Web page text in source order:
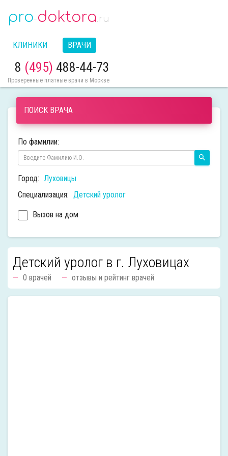
pro-doktora.ru
КЛИНИКИ ВРАЧИ
8 (495) 488-44-73
Проверенные платные врачи в Москве
ПОИСК ВРАЧА
По фамилии:
Город: Луховицы
Специализация: Детский уролог
Вызов на дом
Детский уролог в г. Луховицах
0 врачей отзывы и рейтинг врачей